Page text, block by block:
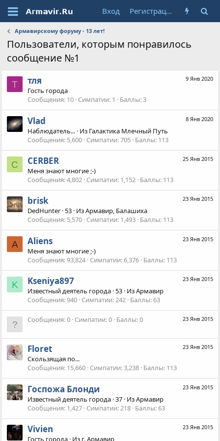
Вход Регистрация
Армавирскому форуму - 13 лет!
Пользователи, которым понравилось
сообщение №1
Т
9 Янв 2020
тля
Гость города
Сообщения 10 Симпатии 1 Баллы 3
8 Янв 2020
Vlad
Наблюдатель... · Из Галактика Млечный Путь
Сообщения 5,600 Симпатии 705 Баллы 113
C
25 Янв 2015
CERBER
Меня знают многие ;-)
Сообщения 4,802 Симпатии 1,152 Баллы 113
23 Янв 2015
brisk
DedHunter ·53 · ИзАрмавир, Балашиха
Сообщения 5,570 Симпатии 1,493 Баллы 113
A
23 Янв 2015
Aliens
Меня знают многие ;-)
Сообщения 93,824 Симпатии 6,376 Баллы 113
K
23 Янв 2015
Kseniya897
Известный деятель города ·53 · ИзАрмавир
Сообщения 940 Симпатии 242 Баллы 63
23 Янв 2015
Сообщения 0 Симпатии 0 Баллы 0
23 Янв 2015
Floret
Скользящая по...
Сообщения 15,660 Симпатии 3,238 Баллы 113
23 Янв 2015
Госпожа Блонди
Известный деятель города ·37 · ИзАрмавир
Сообщения 1,427 Симпатии 218 Баллы 63
23 Янв 2015
Vivien
Гость города · Из г. Армавир